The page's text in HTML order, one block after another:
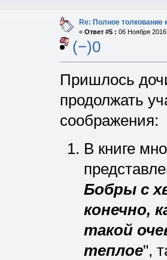
Re: Полное толкование
« Ответ #5 : 06 Ноября
(−)0
Пришлось
продолжать
соображения:
В книге
Бобры с
конечно,
такой
теплое",